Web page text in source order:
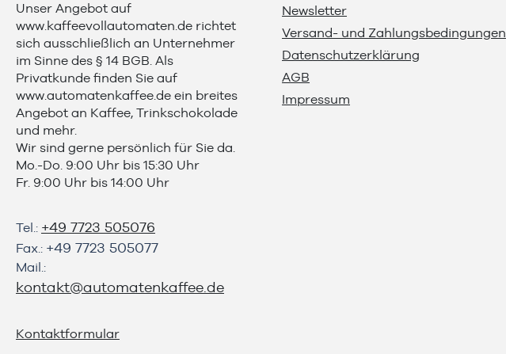
Unser Angebot auf
www.kaffeevollautomaten.de richtet
sich ausschließlich an Unternehmer
im Sinne des § 14 BGB. Als
Privatkunde finden Sie auf
www.automatenkaffee.de ein breites
Angebot an Kaffee, Trinkschokolade
und mehr.
Wir sind gerne persönlich für Sie da.
Mo.-Do. 9:00 Uhr bis 15:30 Uhr
Fr. 9:00 Uhr bis 14:00 Uhr
Tel.: +49 7723 505076
Fax.: +49 7723 505077
Mail.:
kontakt@automatenkaffee.de
Kontaktformular
Newsletter
Versand- und Zahlungsbedingungen
Datenschutzerklärung
AGB
Impressum